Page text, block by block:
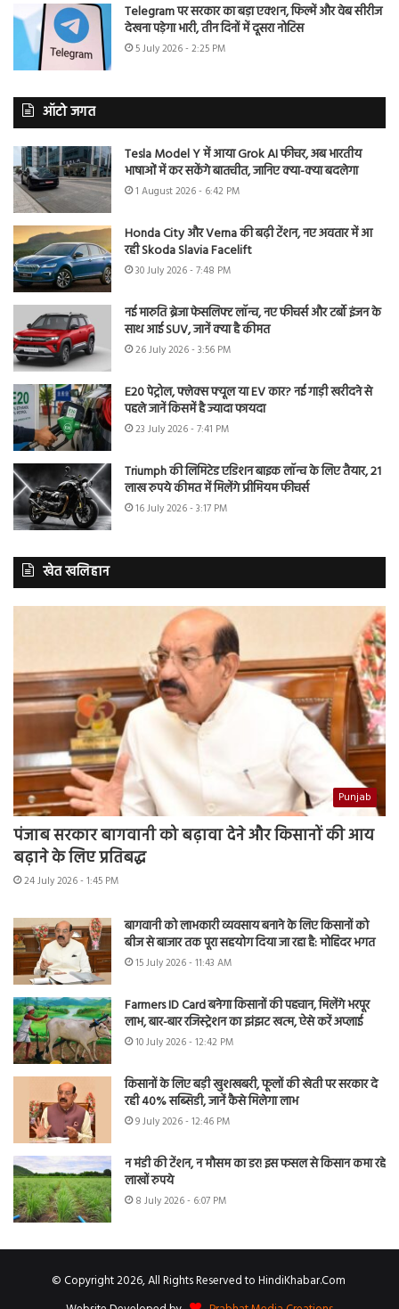
Telegram पर सरकार का बड़ा एक्शन, फिल्में और वेब सीरीज
देखना पड़ेगा भारी, तीन दिनों में दूसरा नोटिस
5 July 2026 - 2:25 PM
ऑटो जगत
Tesla Model Y में आया Grok AI फीचर, अब भारतीय
भाषाओं में कर सकेंगे बातचीत, जानिए क्या-क्या बदलेगा
1 August 2026 - 6:42 PM
Honda City और Verna की बढ़ी टेंशन, नए अवतार में आ
रही Skoda Slavia Facelift
30 July 2026 - 7:48 PM
नई मारुति ब्रेजा फेसलिफ्ट लॉन्च, नए फीचर्स और टर्बो इंजन के
साथ आई SUV, जानें क्या है कीमत
26 July 2026 - 3:56 PM
E20 पेट्रोल, फ्लेक्स फ्यूल या EV कार? नई गाड़ी खरीदने से
पहले जानें किसमें है ज्यादा फायदा
23 July 2026 - 7:41 PM
Triumph की लिमिटेड एडिशन बाइक लॉन्च के लिए तैयार, 21
लाख रुपये कीमत में मिलेंगे प्रीमियम फीचर्स
16 July 2026 - 3:17 PM
खेत खलिहान
Punjab
पंजाब सरकार बागवानी को बढ़ावा देने और किसानों की आय
बढ़ाने के लिए प्रतिबद्ध
24 July 2026 - 1:45 PM
बागवानी को लाभकारी व्यवसाय बनाने के लिए किसानों को
बीज से बाजार तक पूरा सहयोग दिया जा रहा है: मोहिंदर भगत
15 July 2026 - 11:43 AM
Farmers ID Card बनेगा किसानों की पहचान, मिलेंगे भरपूर
लाभ, बार-बार रजिस्ट्रेशन का झंझट खत्म, ऐसे करें अप्लाई
10 July 2026 - 12:42 PM
किसानों के लिए बड़ी खुशखबरी, फूलों की खेती पर सरकार दे
रही 40% सब्सिडी, जानें कैसे मिलेगा लाभ
9 July 2026 - 12:46 PM
न मंडी की टेंशन, न मौसम का डर! इस फसल से किसान कमा रहे
लाखों रुपये
8 July 2026 - 6:07 PM
© Copyright 2026, All Rights Reserved to HindiKhabar.Com